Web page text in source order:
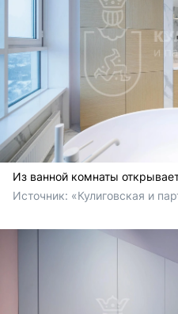
Из ванной комнаты
Источник: «Кулиговская и